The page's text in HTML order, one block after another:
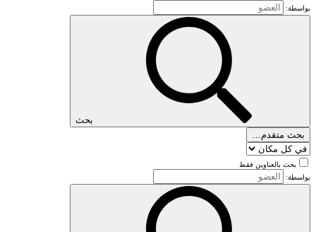
بواسطة:
بحث
بحث متقدم…
بحث بالعناوين فقط
بواسطة: